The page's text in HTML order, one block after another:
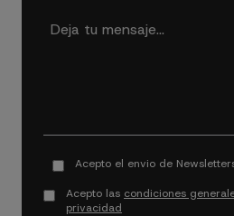
Acepto el envio de
Acepto las condiciones
privacidad